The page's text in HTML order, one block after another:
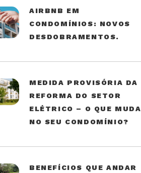
AIRBNB EM
CONDOMÍNIOS: NOVOS
DESDOBRAMENTOS.
MEDIDA PROVISÓRIA DA
REFORMA DO SETOR
ELÉTRICO – O QUE MUDA
NO SEU CONDOMÍNIO?
BENEFÍCIOS QUE ANDAR